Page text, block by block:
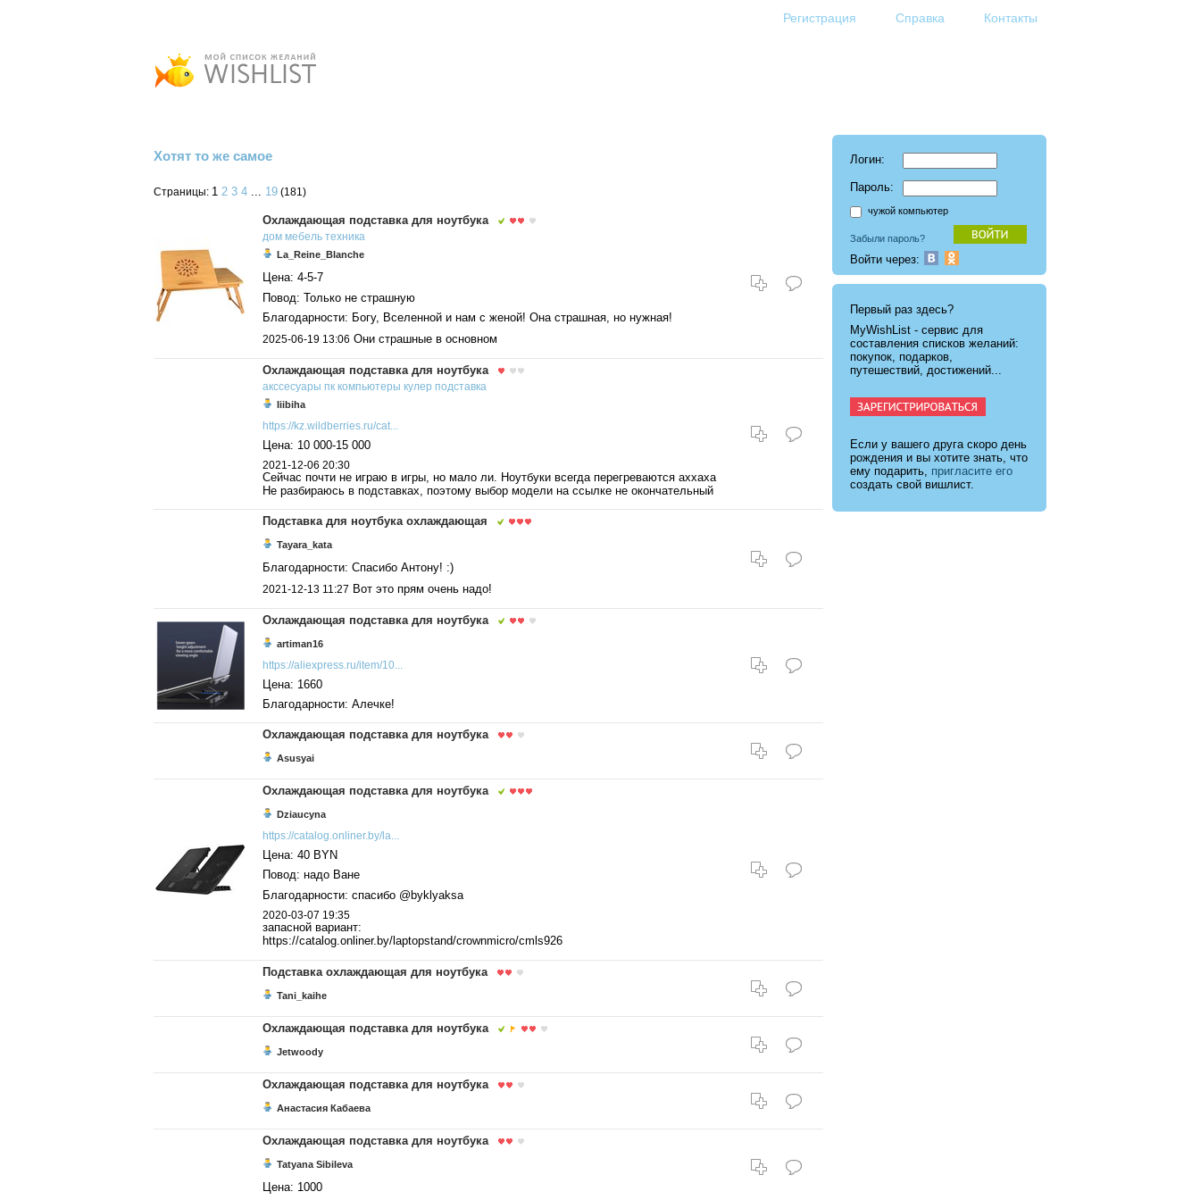
Регистрация Справка Контакты
Хотят то же самое
Страницы: 1 2 3 4 ... 19 (181)
Охлаждающая подставка для ноутбука
дом мебель техника
La_Reine_Blanche
Цена: 4-5-7
Повод: Только не страшную
Благодарности: Богу, Вселенной и нам с женой! Она страшная, но нужная!
2025-06-19 13:06 Они страшные в основном
Охлаждающая подставка для ноутбука
акссесуары пк компьютеры кулер подставка
Iiibiha
https://kz.wildberries.ru/cat...
Цена: 10 000-15 000
2021-12-06 20:30
Сейчас почти не играю в игры, но мало ли. Ноутбуки всегда перегреваются аххаха
Не разбираюсь в подставках, поэтому выбор модели на ссылке не окончательный
Подставка для ноутбука охлаждающая
Tayara_kata
Благодарности: Спасибо Антону! :)
2021-12-13 11:27 Вот это прям очень надо!
Охлаждающая подставка для ноутбука
artiman16
https://aliexpress.ru/item/10...
Цена: 1660
Благодарности: Алечке!
Охлаждающая подставка для ноутбука
Asusyai
Охлаждающая подставка для ноутбука
Dziaucyna
https://catalog.onliner.by/la...
Цена: 40 BYN
Повод: надо Ване
Благодарности: спасибо @byklyaksa
2020-03-07 19:35
запасной вариант:
https://catalog.onliner.by/laptopstand/crownmicro/cmls926
Подставка охлаждающая для ноутбука
Tani_kaihe
Охлаждающая подставка для ноутбука
Jetwoody
Охлаждающая подставка для ноутбука
Анастасия Кабаева
Охлаждающая подставка для ноутбука
Tatyana Sibileva
Цена: 1000
Логин:
Пароль:
чужой компьютер
Забыли пароль?
Войти через:
Первый раз здесь?
MyWishList - cервис для
составления списков желаний:
покупок, подарков,
путешествий, достижений...
Если у вашего друга скоро день
рождения и вы хотите знать, что
ему подарить, пригласите его
создать свой вишлист.